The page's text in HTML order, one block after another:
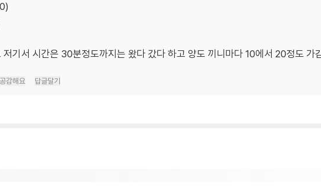
저기서 시간은 30분정도까지는 왔다 갔다 하고 양도 끼니마다 10에서 20정도 가
공감해요 답글달기